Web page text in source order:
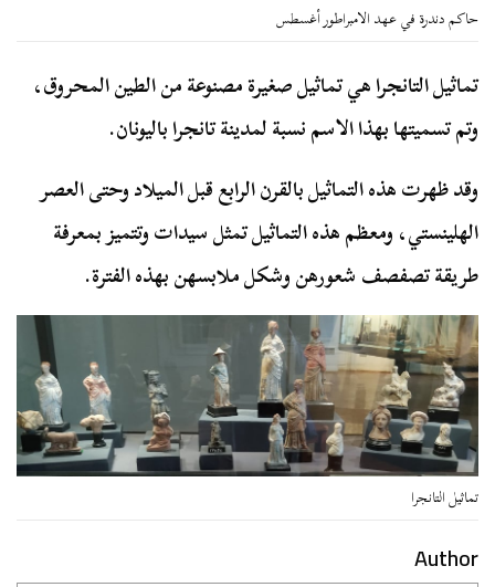
حاكم دندرة في عهد الامبراطور أغسطس
تماثيل التانجرا هي تماثيل صغيرة مصنوعة من الطين المحروق،
وتم تسميتها بهذا الاسم نسبة لمدينة تانجرا باليونان.
وقد ظهرت هذه التماثيل بالقرن الرابع قبل الميلاد وحتى العصر
الهلينستي، ومعظم هذه التماثيل تمثل سيدات وتتميز بمعرفة
طريقة تصفصف شعورهن وشكل ملابسهن بهذه الفترة.
تماثيل التانجرا
Author